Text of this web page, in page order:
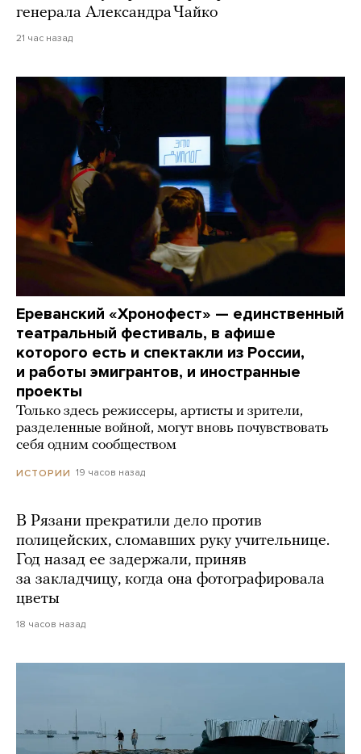
генерала Александра Чайко
21 час назад
Ереванский «Хронофест» — единственный
театральный фестиваль, в афише
которого есть и спектакли из России,
и работы эмигрантов, и иностранные
проекты
Только здесь режиссеры, артисты и зрители,
разделенные войной, могут вновь почувствовать
себя одним сообществом
ИСТОРИИ 19 часов назад
В Рязани прекратили дело против
полицейских, сломавших руку учительнице.
Год назад ее задержали, приняв
за закладчицу, когда она фотографировала
цветы
18 часов назад